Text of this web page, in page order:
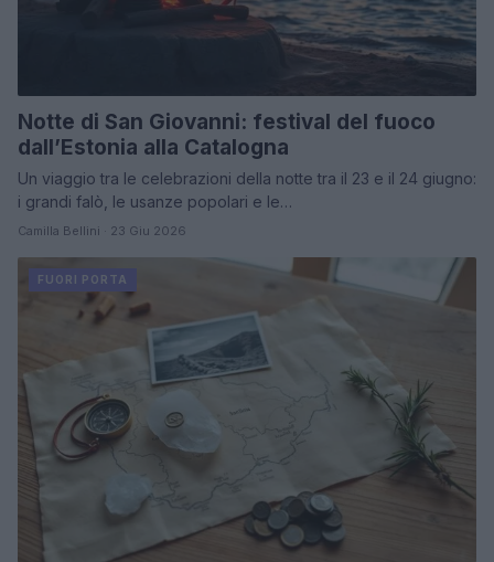
Notte di San Giovanni: festival del fuoco
dall’Estonia alla Catalogna
Un viaggio tra le celebrazioni della notte tra il 23 e il 24 giugno:
i grandi falò, le usanze popolari e le…
Camilla Bellini · 23 Giu 2026
FUORI PORTA